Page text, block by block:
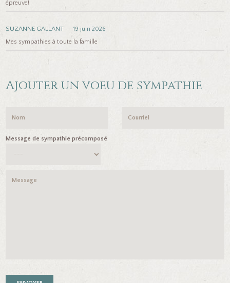
épreuve!
SUZANNE GALLANT
19 juin 2026
Mes sympathies à toute la famille
Ajouter un voeu de sympathie
Message de sympathie précomposé